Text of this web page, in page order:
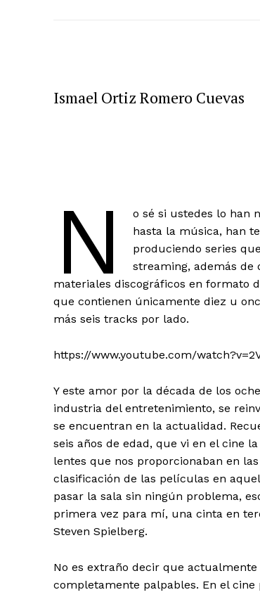
Ismael Ortiz Romero Cuevas
N
o sé si ustedes lo han
hasta la música, han
produciendo series
streaming, además
materiales discográficos en formato
que contienen únicamente diez u
más seis tracks por lado.
https://www.youtube.com/
Y este amor por la década de los
industria del entretenimiento, se
se encuentran en la actualidad.
seis años de edad, que vi en el cine
lentes que nos proporcionaban en
clasificación de las películas en
pasar la sala sin ningún problema,
primera vez para mí, una cinta en
Steven Spielberg.
No es extraño decir que
completamente palpables. En el